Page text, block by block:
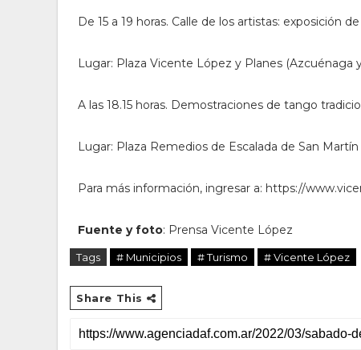
De 15 a 19 horas. Calle de los artistas: exposición
Lugar: Plaza Vicente López y Planes (Azcuénaga
A las 18.15 horas. Demostraciones de tango
Lugar: Plaza Remedios de Escalada de San
Para más información, ingresar a: https://
Fuente y foto: Prensa Vicente López
Tags # Municipios # Turismo # Vicente López
Share This